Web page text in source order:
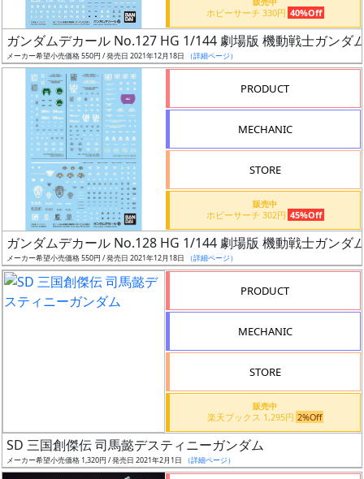
発
売
Web
プッ
シュ
通知
対象
ャ
ラ
リ
ー
あ
定
予
定
ホビーサーチ 330円 40%Off
ガンダムデカール No.127 HG 1/144 劇場版 機動戦士ガンダ
メーカー希望小売価格 550円 / 発売日 2021年12月18日 （詳細ページ）
PRODUCT
MECHANIC
STORE
販売中
ホビーサーチ 302円 45%Off
ガンダムデカール No.128 HG 1/144 劇場版 機動戦士ガンダ
メーカー希望小売価格 550円 / 発売日 2021年12月18日 （詳細ページ）
PRODUCT
MECHANIC
STORE
販売中
楽天ブックス 1,295円 2%Off
SD 三国創傑伝 司馬懿デスティニーガンダム
メーカー希望小売価格 1,320円 / 発売日 2021年2月1日 （詳細ページ）